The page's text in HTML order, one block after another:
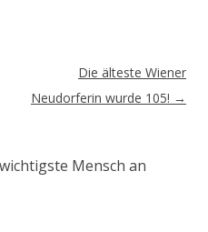
Die älteste Wiener
Neudorferin wurde 105! →
Mensch an